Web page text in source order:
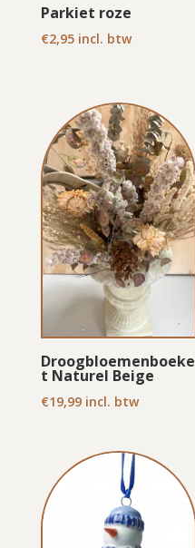
Parkiet roze
€2,95 incl. btw
Droogbloemenboeke
t Naturel Beige
€19,99 incl. btw